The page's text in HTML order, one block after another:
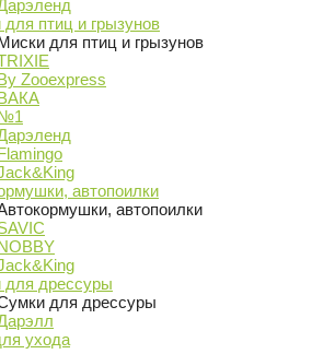
птиц и грызунов
для птиц и грызунов
Zooexpress
автопоилки
автопоилки
для дрессуры
для дрессуры
ухода